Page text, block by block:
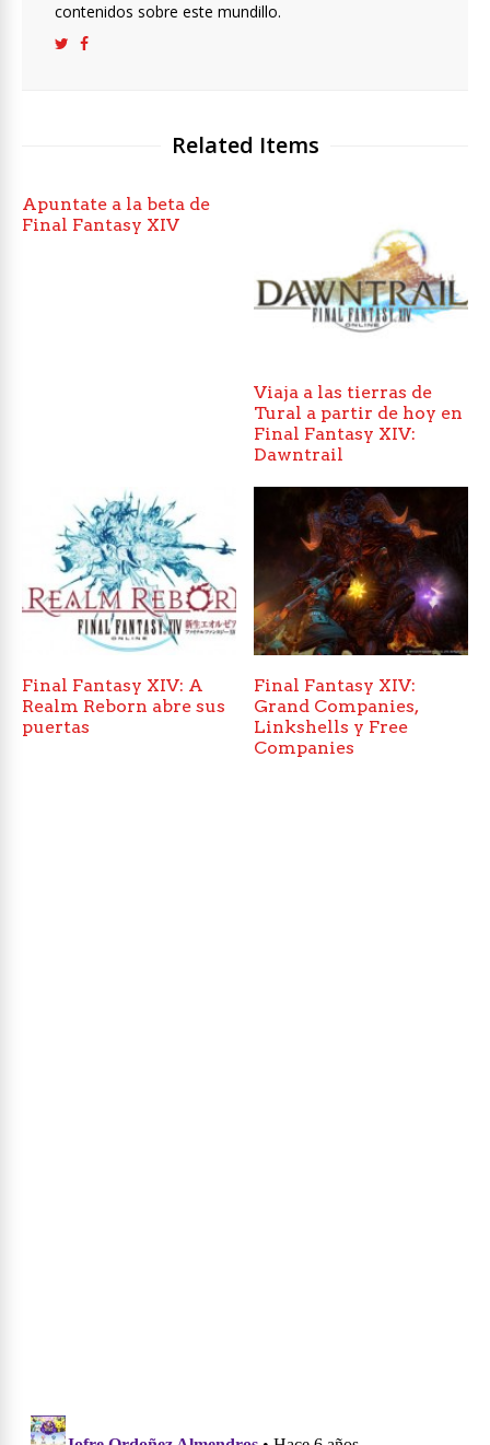
contenidos sobre este mundillo.
Related Items
Apuntate a la beta de
Final Fantasy XIV
Viaja a las tierras de
Tural a partir de hoy en
Final Fantasy XIV:
Dawntrail
Final Fantasy XIV: A
Realm Reborn abre sus
puertas
Final Fantasy XIV:
Grand Companies,
Linkshells y Free
Companies